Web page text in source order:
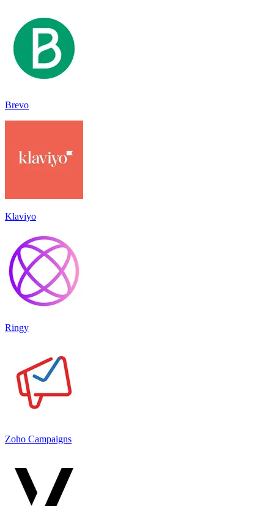
Brevo
Klaviyo
Ringy
Zoho Campaigns